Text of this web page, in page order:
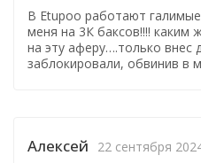
В Etupoo работают
меня на 3К баксов!!!!
на эту аферу….только внес
заблокировали, обвинив в
Алексей 22 сентября